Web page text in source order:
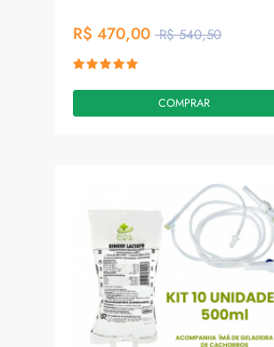
R$ 470,00 R$ 540,50
COMPRAR